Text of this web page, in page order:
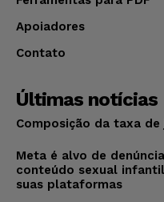
Apoiadores
Contato
Últimas notícias
Composição da taxa de
Meta é alvo de
conteúdo sexual
suas plataformas